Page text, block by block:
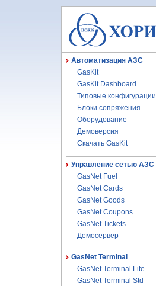
Автоматизация АЗС
GasKit
GasKit Dashboard
Типовые конфигурации
Блоки сопряжения
Оборудование
Демоверсия
Скачать GasKit
Управление сетью АЗС
GasNet Fuel
GasNet Cards
GasNet Goods
GasNet Coupons
GasNet Tickets
Демосервер
GasNet Terminal
GasNet Terminal Lite
GasNet Terminal Std